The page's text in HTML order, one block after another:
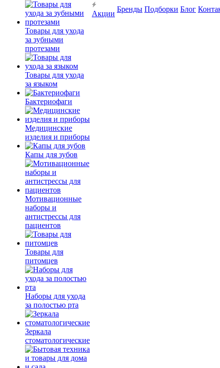
Товары для ухода
за зубными
протезами
Товары для ухода
за языком
Бактериофаги
Медицинские
изделия и приборы
Капы для зубов
Мотивационные
наборы и
антистрессы для
пациентов
Товары для
питомцев
Наборы для ухода
за полостью рта
Зеркала
стоматологические
Акции
Бренды Подборки Блог